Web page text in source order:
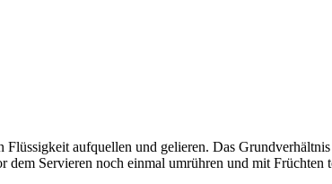
aufquellen und gelieren. Das
dem Servieren noch einmal umrühren und mit Früchten